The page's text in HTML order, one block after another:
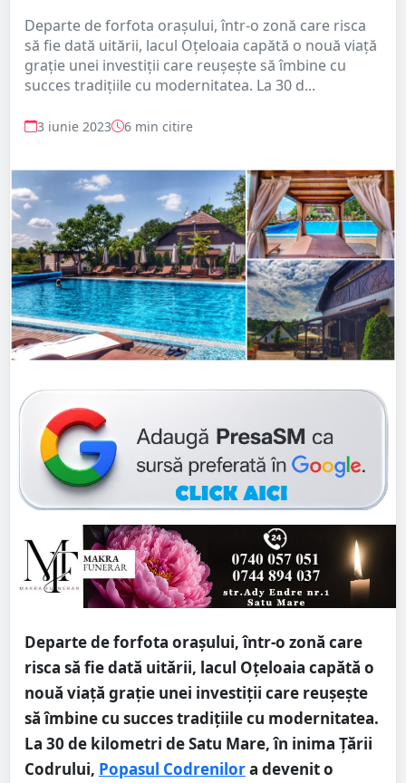
Departe de forfota orașului, într-o zonă care risca
să fie dată uitării, lacul Oțeloaia capătă o nouă viață
grație unei investiții care reușește să îmbine cu
succes tradițiile cu modernitatea. La 30 d...
3 iunie 2023 6 min citire
Departe de forfota orașului, într-o zonă care
risca să fie dată uitării, lacul Oțeloaia capătă o
nouă viață grație unei investiții care reușește
să îmbine cu succes tradițiile cu modernitatea.
La 30 de kilometri de Satu Mare, în inima Țării
Codrului, Popasul Codrenilora devenit o